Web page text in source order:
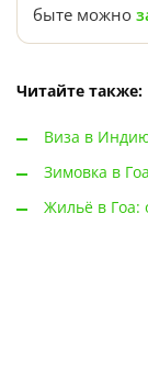
быте можно
Читайте также:
Виза в
Зимовка в
Жильё в Гоа: